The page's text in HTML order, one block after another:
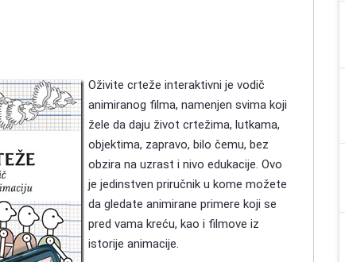
Oživite crteže interaktivni je vodič
animiranog filma, namenjen svima koji
žele da daju život crtežima, lutkama,
objektima, zapravo, bilo čemu, bez
obzira na uzrast i nivo edukacije. Ovo
je jedinstven priručnik u kome možete
da gledate animirane primere koji se
pred vama kreću, kao i filmove iz
istorije animacije.